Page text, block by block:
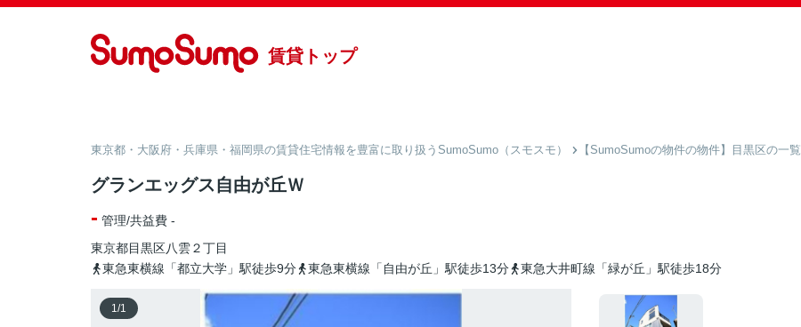
賃貸トップ
東京都・大阪府・兵庫県・福岡県の賃貸住宅情報を豊富に取り扱うSumoSumo（スモスモ） 【SumoSumoの物件の物件】目黒区の一覧
グランエッグス自由が丘Ｗ
- 管理/共益費 -
東京都目黒区八雲２丁目
東急東横線「都立大学」駅徒歩9分
東急東横線「自由が丘」駅徒歩13分 東急大井町線「緑が丘」駅徒歩18分
1/1